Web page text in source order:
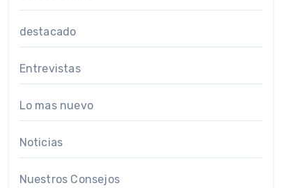
destacado
Entrevistas
Lo mas nuevo
Noticias
Nuestros Consejos